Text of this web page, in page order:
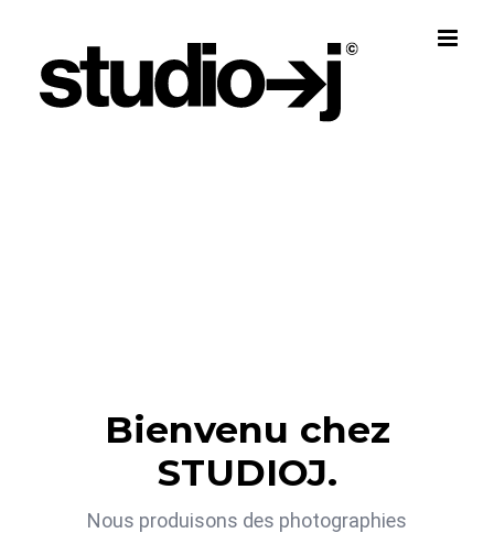
content
Bienvenu chez
STUDIOJ.
Nous produisons des photographies